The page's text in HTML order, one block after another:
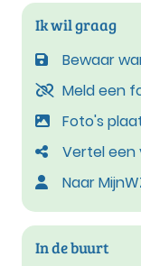
Ik wil graag
Bewaar
Meld een
Foto's
Vertel een
Naar
In de buurt